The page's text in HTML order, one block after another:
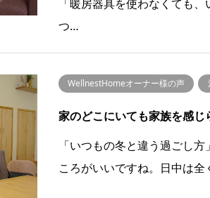
「暖房器具を使わなくても
つ…
WellnestHomeオーナー様の声
家のどこにいても家族を感じ
「いつもの冬と違う過ごし
ころがいいですね。日中は